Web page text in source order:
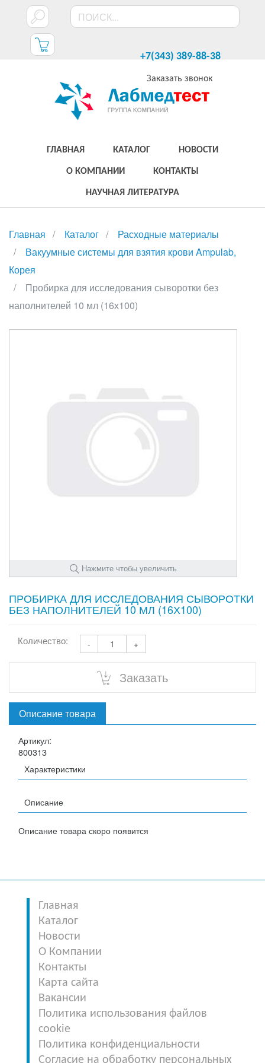
+7(343) 389-88-38
Заказать звонок
ГЛАВНАЯ КАТАЛОГ НОВОСТИ
О КОМПАНИИ КОНТАКТЫ
НАУЧНАЯ ЛИТЕРАТУРА
Главная Каталог
Расходные материалы
Вакуумные системы для взятия крови Ampulab,
Корея
Пробирка для исследования сыворотки без
наполнителей 10 мл (16х100)
Нажмите чтобы увеличить
ПРОБИРКА ДЛЯ ИССЛЕДОВАНИЯ СЫВОРОТКИ
БЕЗ НАПОЛНИТЕЛЕЙ 10 МЛ (16Х100)
Количество: - +
Заказать
Описание товара
Артикул:
800313
Характеристики
Описание
Описание товара скоро появится
Главная
Каталог
Новости
О Компании
Контакты
Карта сайта
Вакансии
Политика использования файлов
cookie
Политика конфиденциальности
Согласие на обработку персональных